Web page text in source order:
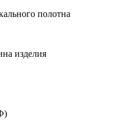
полотна
изделия